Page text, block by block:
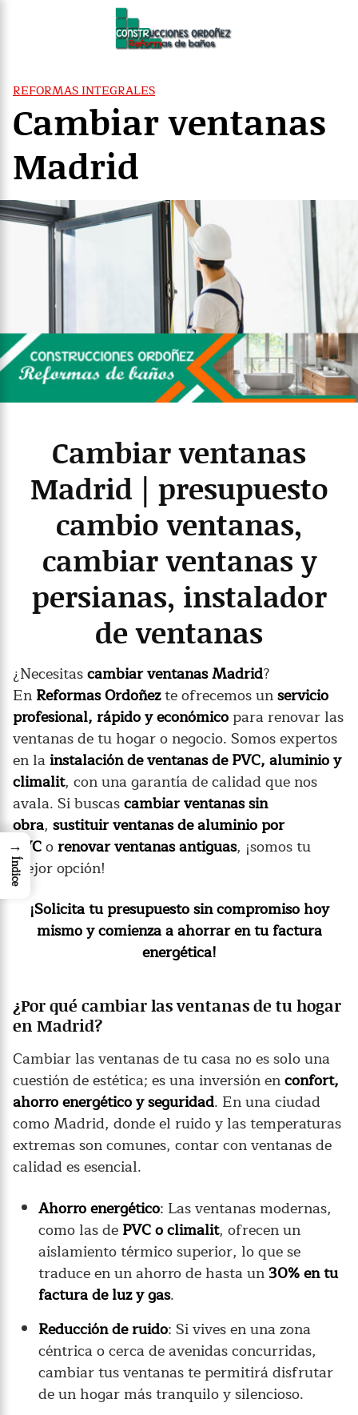
REFORMAS INTEGRALES
Cambiar ventanas
Madrid
Cambiar ventanas
Madrid | presupuesto
cambio ventanas,
cambiar ventanas y
persianas, instalador
de ventanas
¿Necesitascambiar ventanas Madrid?
En Reformas Ordoñezte ofrecemos unservicio
profesional, rápido y económico para renovar las
ventanas de tu hogar o negocio. Somos expertos
en lainstalación de ventanas de PVC, aluminio y
climalit, con una garantía de calidad que nos
avala. Si buscascambiar ventanas sin
obra, sustituir ventanas de aluminio por
PVCorenovar ventanas antiguas, ¡somos tu
mejor opción!
¡Solicita tu presupuesto sin compromiso hoy
mismo y comienza a ahorrar en tu factura
energética!
¿Por qué cambiar las ventanas de tu hogar
en Madrid?
Cambiar las ventanas de tu casa no es solo una
cuestión de estética; es una inversión enconfort,
ahorro energético y seguridad. En una ciudad
como Madrid, donde el ruido y las temperaturas
extremas son comunes, contar con ventanas de
calidad es esencial.
Ahorro energético: Las ventanas modernas,
como las de PVC o climalit, ofrecen un
aislamiento térmico superior, lo que se
traduce en un ahorro de hasta un 30% en tu
factura de luz y gas.
Reducción de ruido: Si vives en una zona
céntrica o cerca de avenidas concurridas,
cambiar tus ventanas te permitirá disfrutar
de un hogar más tranquilo y silencioso.
→
Índice